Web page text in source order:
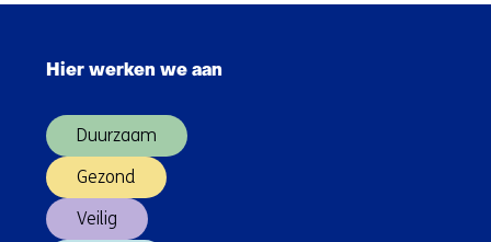
te
lader
Hier werken we aan
Duurzaam
Gezond
Veilig